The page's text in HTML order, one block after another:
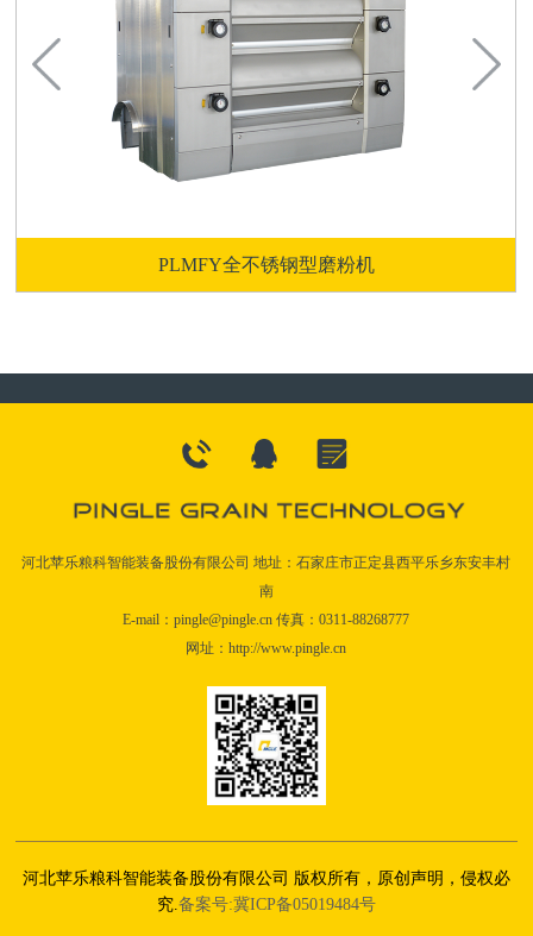
PLMFY全不锈钢型磨粉机
河北苹乐粮科智能装备股份有限公司 地址：石家庄市正定县西平乐乡东安丰村
南
E-mail：pingle@pingle.cn 传真：0311-88268777
网址：http://www.pingle.cn
河北苹乐粮科智能装备股份有限公司 版权所有，原创声明，侵权必
究.备案号:冀ICP备05019484号